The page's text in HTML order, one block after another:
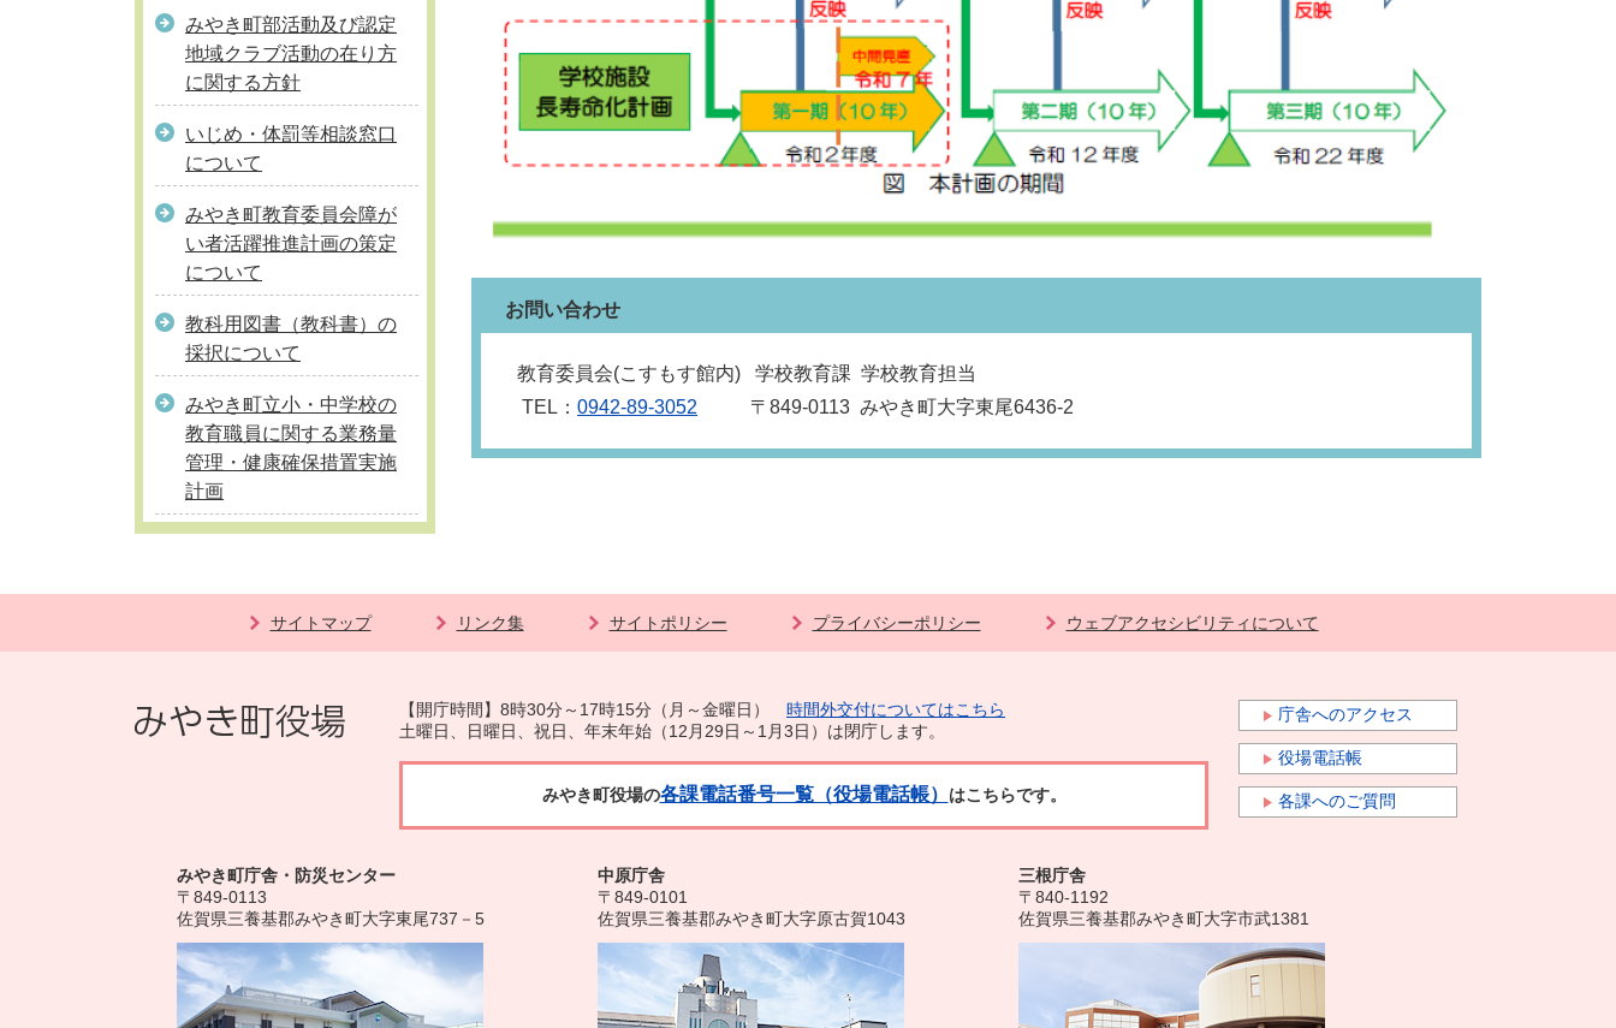
みやき町部活動及び認定
地域クラブ活動の在り方
に関する方針
いじめ・体罰等相談窓口
について
みやき町教育委員会障が
い者活躍推進計画の策定
について
教科用図書（教科書）の
採択について
みやき町立小・中学校の
教育職員に関する業務量
管理・健康確保措置実施
計画
お問い合わせ
教育委員会(こすもす館内) 学校教育課 学校教育担当
TEL： 0942-89-3052 〒849‐0113 みやき町大字東尾6436-2
サイトマップ リンク集 サイトポリシー プライバシーポリシー ウェブアクセシビリティについて
【開庁時間】8時30分～17時15分（月～金曜日） 時間外交付についてはこちら
土曜日、日曜日、祝日、年末年始（12月29日～1月3日）は閉庁します。
みやき町役場の各課電話番号一覧（役場電話帳） はこちらです。
庁舎へのアクセス
役場電話帳
各課へのご質問
みやき町庁舎・防災センター
〒849-0113
佐賀県三養基郡みやき町大字東尾737－5
中原庁舎
〒849-0101
佐賀県三養基郡みやき町大字原古賀1043
三根庁舎
〒840-1192
佐賀県三養基郡みやき町大字市武1381